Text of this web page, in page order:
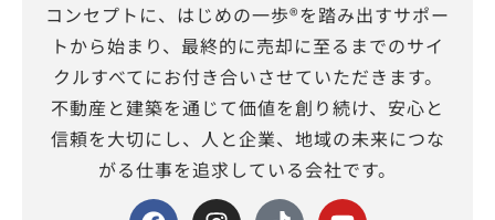
コンセプトに、はじめの一歩®を踏み出すサポー
トから始まり、最終的に売却に至るまでのサイ
クルすべてにお付き合いさせていただきます。
不動産と建築を通じて価値を創り続け、安心と
信頼を大切にし、人と企業、地域の未来につな
がる仕事を追求している会社です。